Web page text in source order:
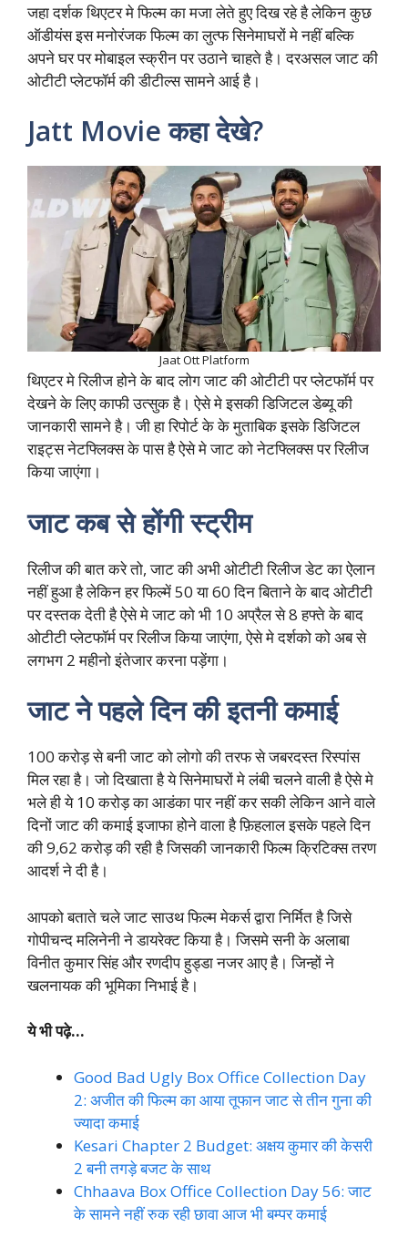
जहा दर्शक थिएटर मे फिल्म का मजा लेते हुए दिख रहे है लेकिन कुछ
ऑडीयंस इस मनोरंजक फिल्म का लुत्फ सिनेमाघरों मे नहीं बल्कि
अपने घर पर मोबाइल स्क्रीन पर उठाने चाहते है। दरअसल जाट की
ओटीटी प्लेटफॉर्म की डीटील्स सामने आई है।
Jatt Movie कहा देखे?
Jaat Ott Platform
थिएटर मे रिलीज होने के बाद लोग जाट की ओटीटी पर प्लेटफॉर्म पर
देखने के लिए काफी उत्सुक है। ऐसे मे इसकी डिजिटल डेब्यू की
जानकारी सामने है। जी हा रिपोर्ट के के मुताबिक इसके डिजिटल
राइट्स नेटफ्लिक्स के पास है ऐसे मे जाट को नेटफ्लिक्स पर रिलीज
किया जाएंगा।
जाट कब से होंगी स्ट्रीम
रिलीज की बात करे तो, जाट की अभी ओटीटी रिलीज डेट का ऐलान
नहीं हुआ है लेकिन हर फिल्में 50 या 60 दिन बिताने के बाद ओटीटी
पर दस्तक देती है ऐसे मे जाट को भी 10 अप्रैल से 8 हफ्ते के बाद
ओटीटी प्लेटफॉर्म पर रिलीज किया जाएंगा, ऐसे मे दर्शको को अब से
लगभग 2 महीनो इंतेजार करना पड़ेंगा।
जाट ने पहले दिन की इतनी कमाई
100 करोड़ से बनी जाट को लोगो की तरफ से जबरदस्त रिस्पांस
मिल रहा है। जो दिखाता है ये सिनेमाघरों मे लंबी चलने वाली है ऐसे मे
भले ही ये 10 करोड़ का आडंका पार नहीं कर सकी लेकिन आने वाले
दिनों जाट की कमाई इजाफा होने वाला है फ़िहलाल इसके पहले दिन
की 9,62 करोड़ की रही है जिसकी जानकारी फिल्म क्रिटिक्स तरण
आदर्श ने दी है।
आपको बताते चले जाट साउथ फिल्म मेकर्स द्वारा निर्मित है जिसे
गोपीचन्द मलिनेनी ने डायरेक्ट किया है। जिसमे सनी के अलाबा
विनीत कुमार सिंह और रणदीप हुड्डा नजर आए है। जिन्हों ने
खलनायक की भूमिका निभाई है।
ये भी पढ़े…
Good Bad Ugly Box Office Collection Day
2: अजीत की फिल्म का आया तूफान जाट से तीन गुना की
ज्यादा कमाई
Kesari Chapter 2 Budget: अक्षय कुमार की केसरी
2 बनी तगड़े बजट के साथ
Chhaava Box Office Collection Day 56: जाट
के सामने नहीं रुक रही छावा आज भी बम्पर कमाई